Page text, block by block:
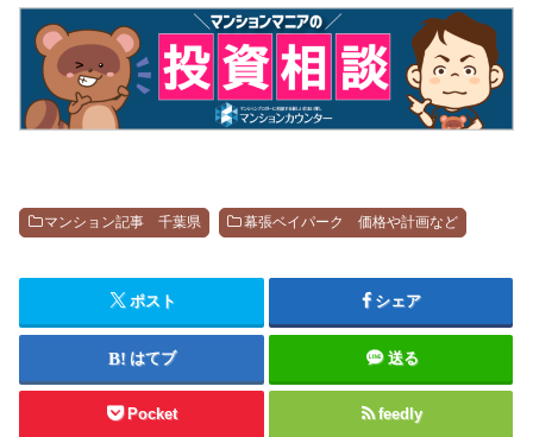
マンション記事 千葉県 幕張ベイパーク 価格や計画など
ポスト シェア
はてブ 送る
Pocket feedly